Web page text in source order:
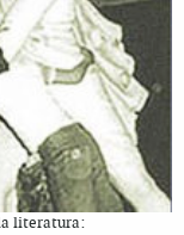
literatura: